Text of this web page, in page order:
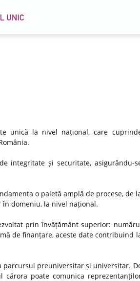
unică la nivel național, care
integritate și securitate, asigurându-
o paletă amplă de procese, de
domeniu, la nivel național.
prin învățământ superior:
de finanțare, aceste date contribuind
parcursul preuniversitar și universitar.
poate comunica